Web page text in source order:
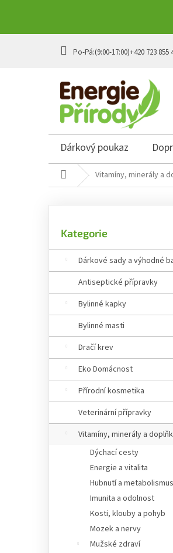
+420 723 855
Dárkový poukaz
Domů Vitamíny, minerály a
Kategorie
Dárkové sady a výhodné
Antiseptické přípravky
Bylinné kapky
Bylinné masti
Dračí krev
Eko Domácnost
Přírodní kosmetika
Veterinární přípravky
Vitamíny, minerály a
Dýchací cesty
Energie a vitalita
Hubnutí a metabolismus
Imunita a odolnost
Kosti, klouby a pohyb
Mozek a nervy
Mužské zdraví